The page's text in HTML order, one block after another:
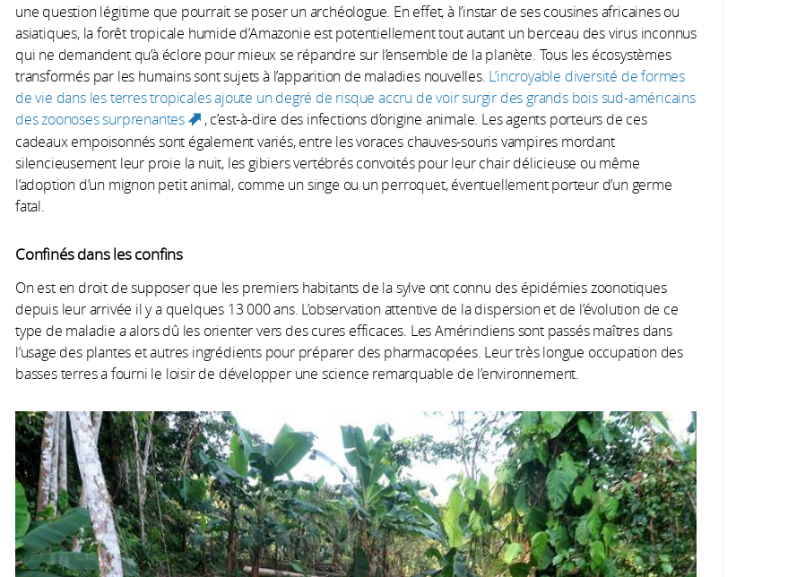
une question légitime que pourrait se poser un archéologue. En effet, à l’instar de ses cousines africaines ou
asiatiques, la forêt tropicale humide d’Amazonie est potentiellement tout autant un berceau des virus inconnus
qui ne demandent qu’à éclore pour mieux se répandre sur l’ensemble de la planète. Tous les écosystèmes
transformés par les humains sont sujets à l’apparition de maladies nouvelles. L’incroyable diversité de formes
de vie dans les terres tropicales ajoute un degré de risque accru de voir surgir des grands bois sud-américains
des zoonoses surprenantes
(link is external)
, c’est-à-dire des infections d’origine animale. Les agents porteurs de ces
cadeaux empoisonnés sont également variés, entre les voraces chauves-souris vampires mordant
silencieusement leur proie la nuit, les gibiers vertébrés convoités pour leur chair délicieuse ou même
l’adoption d’un mignon petit animal, comme un singe ou un perroquet, éventuellement porteur d’un germe
fatal.
Confinés dans les confins
On est en droit de supposer que les premiers habitants de la sylve ont connu des épidémies zoonotiques
depuis leur arrivée il y a quelques 13 000 ans. L’observation attentive de la dispersion et de l’évolution de ce
type de maladie a alors dû les orienter vers des cures efficaces. Les Amérindiens sont passés maîtres dans
l’usage des plantes et autres ingrédients pour préparer des pharmacopées. Leur très longue occupation des
basses terres a fourni le loisir de développer une science remarquable de l’environnement.